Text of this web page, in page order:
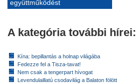
együttműködést
A kategória további hírei:
Kína: bepillantás a holnap világába
Fedezze fel a Tisza-tavat!
Nem csak a tengerpart hívogat
Levendulaillatú csodavilág a Balaton fölött